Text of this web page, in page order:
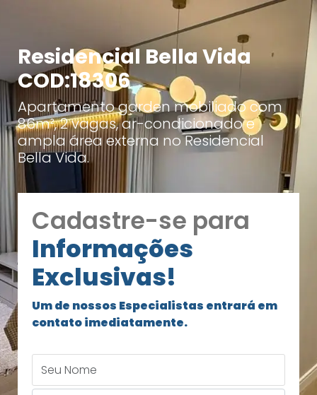
Residencial Bella Vida
COD:18306
Apartamento garden mobiliado com
86m², 2 vagas, ar-condicionado e
ampla área externa no Residencial
Bella Vida.
Cadastre-se para
Informações
Exclusivas!
Um de nossos Especialistas entrará em
contato imediatamente.